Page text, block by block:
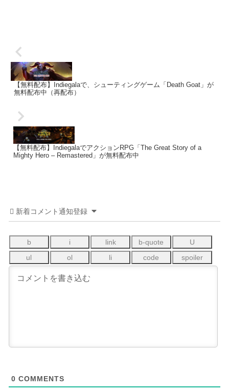
【無料配布】Indiegalaで、シューティングゲーム「Death Goat」が
無料配布中（再配布）
【無料配布】IndiegalaでアクションRPG「The Great Story of a
Mighty Hero – Remastered」が無料配布中
新着コメント通知登録
0 COMMENTS